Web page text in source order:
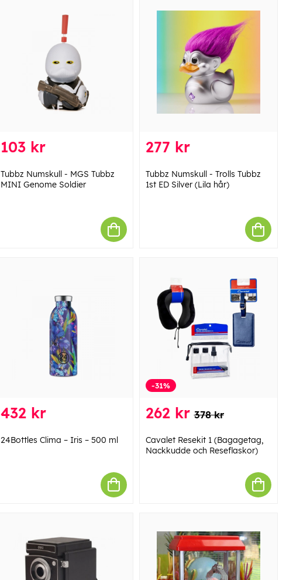
103 kr
Tubbz Numskull - MGS Tubbz
MINI Genome Soldier
277 kr
Tubbz Numskull - Trolls Tubbz
1st ED Silver (Lila hår)
432 kr
24Bottles Clima – Iris – 500 ml
-31%
262 kr 378 kr
Cavalet Resekit 1 (Bagagetag,
Nackkudde och Reseflaskor)